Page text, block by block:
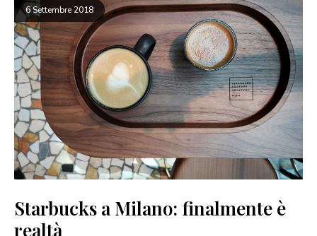
6 Settembre 2018
Starbucks a Milano: finalmente è
realtà